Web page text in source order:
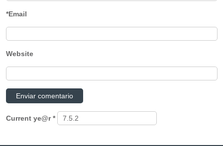
*Email
Website
Current ye@r*